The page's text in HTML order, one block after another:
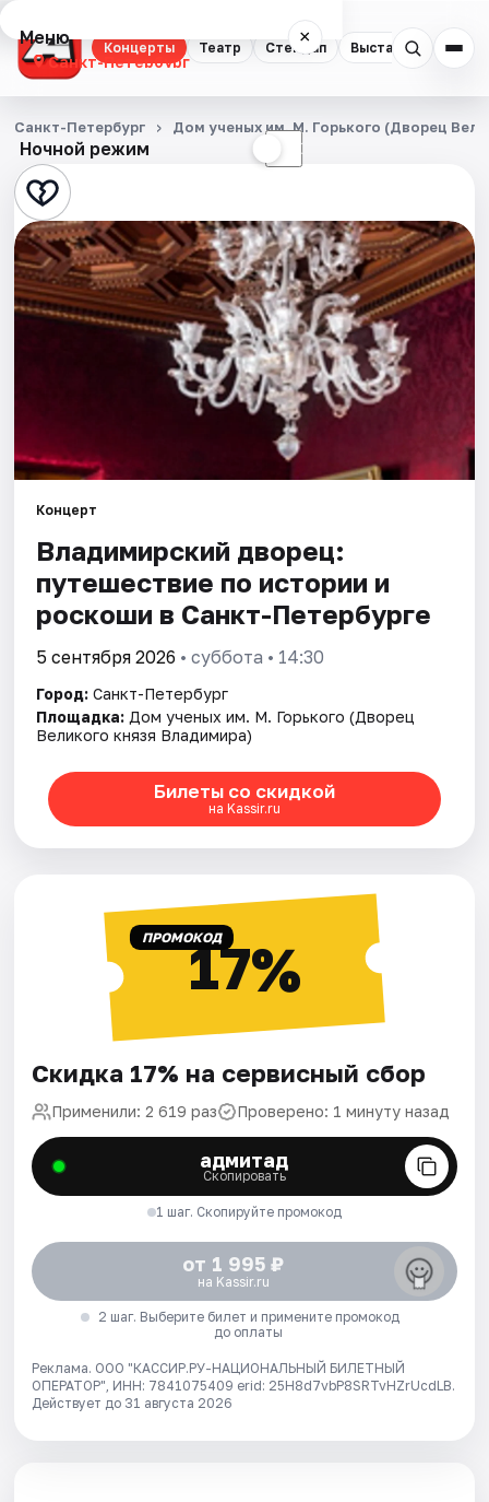
Концерты Театр Стендап Выставки
Меню ×
Санкт-Петербург
Концерты
Театр
Стендап
Выставки
Квесты
События
Города
Площадки
Артисты
Рейтинги
Ночной режим ☾
Санкт-Петербург Дом ученых им. М. Горького (Дворец
Концерт
Владимирский дворец:
путешествие по истории и
роскоши в Санкт-Петербурге
5 сентября 2026 • суббота • 14:30
Город: Санкт-Петербург
Площадка: Дом ученых им. М. Горького (Дворец
Великого князя Владимира)
Билеты со скидкой
на Kassir.ru
ПРОМОКОД17%
Скидка 17% на сервисный сбор
Применили: 2 619 раз Проверено: 1 минуту назад
адмитад
Скопировать
1 шаг. Скопируйте промокод
от 1 995 ₽
на Kassir.ru
2 шаг. Выберите билет и примените промокод
до оплаты
Реклама. ООО "КАССИР.РУ-НАЦИОНАЛЬНЫЙ БИЛЕТНЫЙ
ОПЕРАТОР", ИНН: 7841075409 erid: 25H8d7vbP8SRTvHZrUcdLB.
Действует до 31 августа 2026